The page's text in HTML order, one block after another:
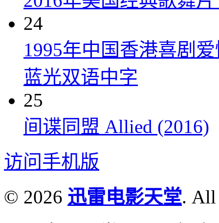
24
1995年中国香港喜剧
蓝光双语中字
25
间谍同盟 Allied (2016)
访问手机版
© 2026 迅雷电影天堂. All